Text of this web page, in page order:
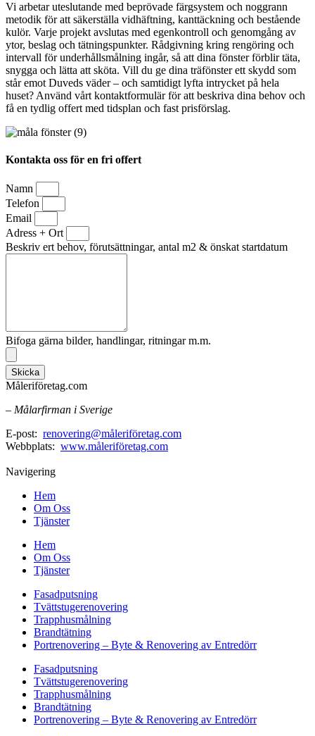
Vi arbetar uteslutande med beprövade färgsystem och noggrann
metodik för att säkerställa vidhäftning, kanttäckning och bestående
kulör. Varje projekt avslutas med egenkontroll och genomgång av
ytor, beslag och tätningspunkter. Rådgivning kring rengöring och
intervall för underhållsmålning ingår, så att dina fönster förblir täta,
snygga och lätta att sköta. Vill du ge dina träfönster ett skydd som
står emot Duveds väder – och samtidigt lyfta intrycket på hela
huset? Använd vårt kontaktformulär för att beskriva dina behov och
få en tydlig offert med tidsplan och fast prisförslag.
Kontakta oss för en fri offert
Namn
Telefon
Email
Adress + Ort
Beskriv ert behov, förutsättningar, antal m2 & önskat startdatum
Bifoga gärna bilder, handlingar, ritningar m.m.
Skicka
Måleriföretag.com
– Målarfirman i Sverige
E-post: renovering@måleriföretag.com
Webbplats: www.måleriföretag.com
Navigering
Hem
Om Oss
Tjänster
Hem
Om Oss
Tjänster
Fasadputsning
Tvättstugerenovering
Trapphusmålning
Brandtätning
Portrenovering – Byte & Renovering av Entredörr
Fasadputsning
Tvättstugerenovering
Trapphusmålning
Brandtätning
Portrenovering – Byte & Renovering av Entredörr